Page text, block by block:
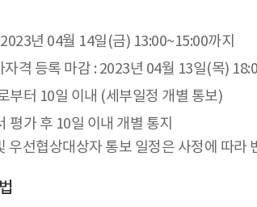
년 04월 14일(금) 13:00~15:00까지
격 등록 마감 : 2023년 04월 13일(목)
부터 10일 이내 (세부일정 개별 통보)
평가 후 10일 이내 개별 통지
우선협상대상자 통보 일정은 사정에 따라